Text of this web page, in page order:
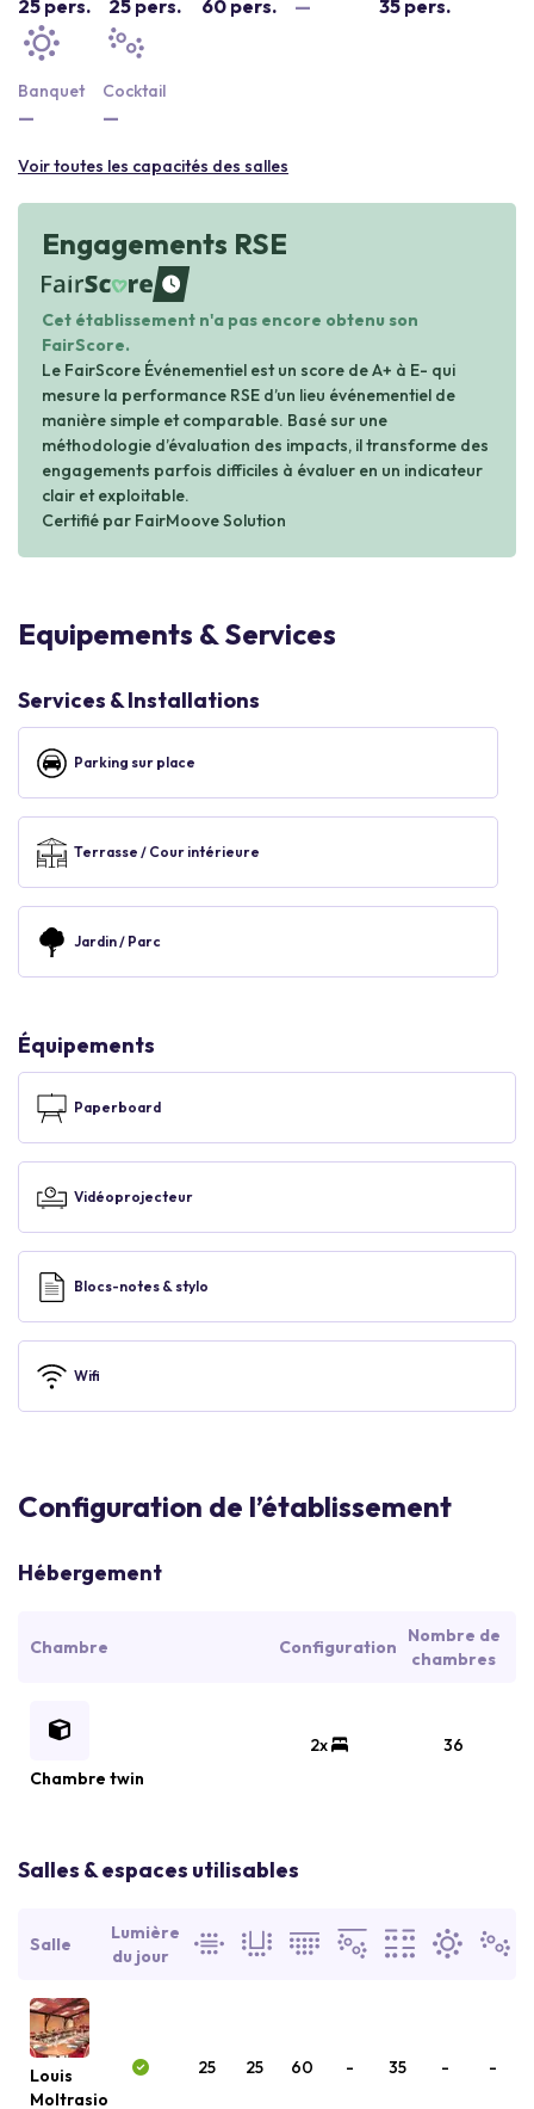
25 pers. 25 pers. 60 pers. — 35 pers.
Banquet
—
Cocktail
—
Voir toutes les capacités des salles
Engagements RSE
waiting
Cet établissement n'a pas encore obtenu son
FairScore.
Le FairScore Événementiel est un score de A+ à E- qui
mesure la performance RSE d’un lieu événementiel de
manière simple et comparable. Basé sur une
méthodologie d’évaluation des impacts, il transforme des
engagements parfois difficiles à évaluer en un indicateur
clair et exploitable.
Certifié par FairMoove Solution
Equipements & Services
Services & Installations
Parking sur place
Terrasse / Cour intérieure
Jardin / Parc
Équipements
Paperboard
Vidéoprojecteur
Blocs-notes & stylo
Wifi
Configuration de l’établissement
Hébergement
Chambre Configuration
Nombre de
chambres
Chambre twin
2x 36
Salles & espaces utilisables
Salle
Lumière
du jour
Louis
Moltrasio
25 25 60 - 35 - -